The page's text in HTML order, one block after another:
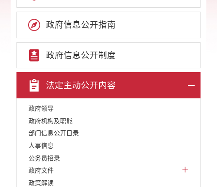
政府信息公开指南
政府信息公开制度
法定主动公开内容
政府领导
政府机构及职能
部门信息公开目录
人事信息
公务员招录
政府文件
政策解读